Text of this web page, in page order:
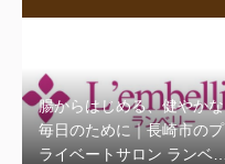
腸からはじめる、健やかな
毎日のために｜長崎市のプ
ライベートサロン ランベリ